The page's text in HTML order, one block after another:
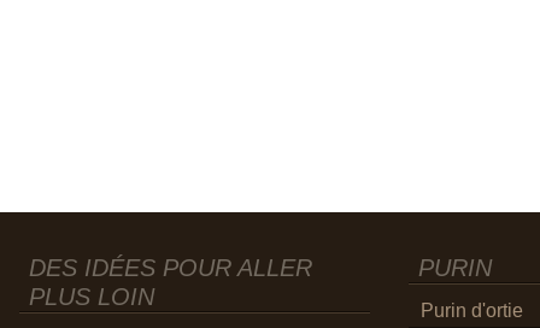
DES IDÉES POUR ALLER
PLUS LOIN
PURIN
Purin d'ortie